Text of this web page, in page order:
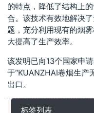
的特点，降低了结构上
合。该技术有效地解决
题，充分利用现有的烟
大提高了生产效率。
该发明已向13个国家申
于“KUANZHAI卷烟生产
出口。
标签列表